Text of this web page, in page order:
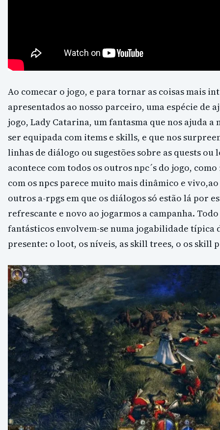
Ao comecar o jogo, e para tornar as coisas mais
apresentados ao nosso parceiro, uma espécie de
jogo, Lady Catarina, um fantasma que nos ajuda
ser equipada com items e skills, e que nos
linhas de diálogo ou sugestões sobre as quests ou
acontece com todos os outros npc´s do jogo,
com os npcs parece muito mais dinâmico e
outros a-rpgs em que os diálogos só estão lá por
refrescante e novo ao jogarmos a campanha.
fantásticos envolvem-se numa jogabilidade típica
presente: o loot, os níveis, as skill trees, o os skill